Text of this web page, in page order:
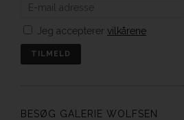
Jeg accepterer vilkårene
BESØG GALERIE WOLFSEN